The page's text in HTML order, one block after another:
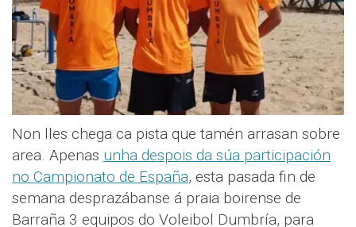
Non lles chega ca pista que tamén arrasan sobre
area. Apenas unha despois da súa participación
no Campionato de España, esta pasada fin de
semana desprazábanse á praia boirense de
Barraña 3 equipos do Voleibol Dumbría, para